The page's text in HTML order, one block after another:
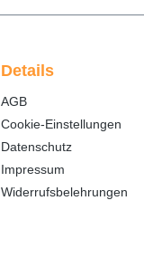
Details
AGB
Cookie-Einstellungen
Datenschutz
Impressum
Widerrufsbelehrungen